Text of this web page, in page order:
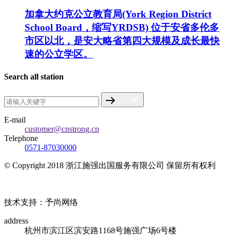
加拿大约克公立教育局(York Region District
School Board，缩写YRDSB) 位于安省多伦多
市区以北，是安大略省第四大规模及成长最快
速的公立学区。
Search all station
E-mail
customer@cnstrong.cn
Telephone
0571-87030000
© Copyright 2018 浙江施强出国服务有限公司 保留所有权利
技术支持：予尚网络
address
杭州市滨江区滨安路1168号施强广场6号楼